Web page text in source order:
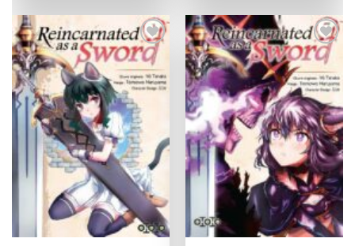
Ajouter
à la
wishlist
Ajouter
à la
wishlist